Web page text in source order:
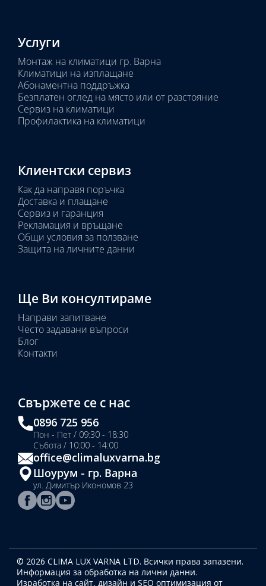
Услуги
Монтаж на климатици гр. Варна
Климатици на изплащане
Абонаментна поддръжка
Безплатен оглед на място или от разстояние
Сервиз на климатици
Профилактика на климатици
Клиентски сервиз
Как да направя поръчка
Доставка и плащане
Сервиз и гаранция
Рекламация и връщане
Общи условия за ползване
Защита на личните данни
Ще Ви консултираме
Направи запитване
Често задавани въпроси
Блог
Контакти
Свържете се с нас
0896 725 956
Пон - Пет / 09:30 - 18:30
Събота / 10:00 - 14:00
office@climaluxvarna.bg
Шоурум - гр. Варна
ул. Димитър Икономов 23
© 2026 CLIMA LUX VARNA LTD. Всички права запазени.
Информация за обработка на лични данни.
Изработка на сайт, дизайн и SEO оптимизация от